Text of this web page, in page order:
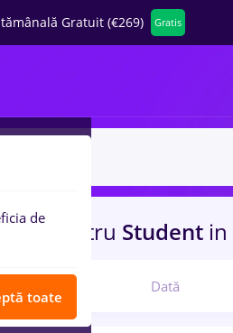
Gratuit (€269) Gratis
pentru Student in
Dată
de
toate